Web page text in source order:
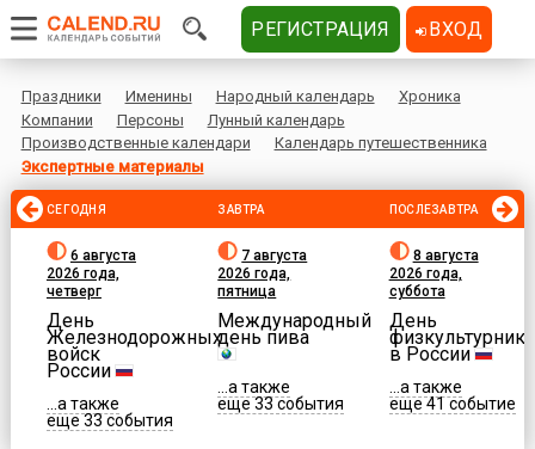
Праздники Именины Народный календарь
Хроника
Компании
Персоны
Лунный календарь
Производственные календари
Календарь путешественника
Экспертные материалы
СЕГОДНЯ
6 августа
2026 года,
четверг
День
Железнодорожных
войск
России
...а также
еще 33 события
ЗАВТРА
7 августа
2026 года,
пятница
Международный
день пива
...а также
еще 33 события
ПОСЛЕЗАВТРА
8 августа
2026 года,
суббота
День
физкультурника
в России
...а также
еще 41 событие
РЕГИСТРАЦИЯ ВХОД